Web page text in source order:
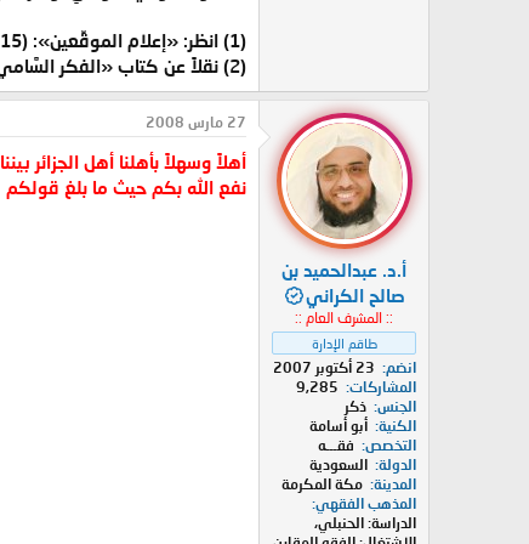
(1) انظر: «إعلام الموقِّعين»: (2/115 ـ تحقيق مشهور).
(2) نقلاً عن كتاب «الفكر السَّامي» للفاسي (3/7).
أ.د. عبدالحميد بن
صالح الكراني
:: المشرف العام ::
طاقم الإدارة
انضم
23 أكتوبر 2007
المشاركات
9,285
الجنس ذكر
الكنية أبو أسامة
التخصص
فقـــه
الدولة السعودية
المدينة مكة المكرمة
المذهب الفقهي
الدراسة: الحنبلي،
27 مارس 2008
أهلاً وسهلاً بأهلنا أهل الجزائر بيننا
نفع الله بكم حيث ما بلغ قولكم